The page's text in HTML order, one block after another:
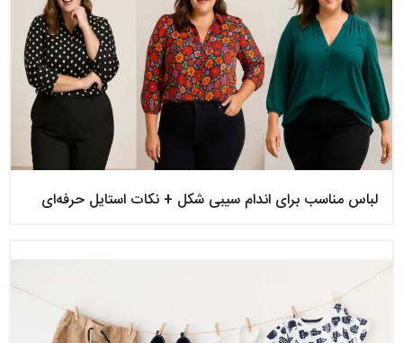
لباس مناسب برای اندام سیبی‌ شکل + نکات استایل حرفه‌ای